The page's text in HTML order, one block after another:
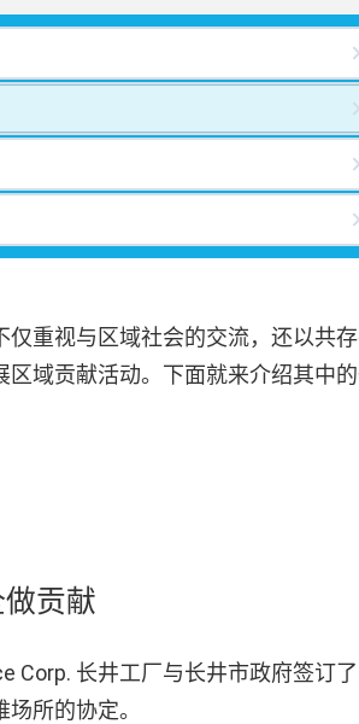
仅重视与区域社会的交流，还以共
区域贡献活动。下面就来介绍其中
贡献
Corp. 长井工厂与长井市政府签订
所的协定。